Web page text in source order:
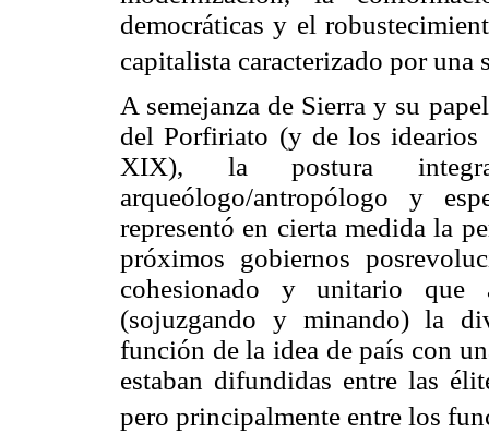
democráticas y el
capitalista caracterizado por
A semejanza de Sierra y su
del Porfiriato (y de los
XIX), la postura
arqueólogo/antropólogo y
representó en cierta medida la
próximos gobiernos
cohesionado y unitario que
(sojuzgando y minando) la
función de la idea de país con
estaban difundidas entre las
pero principalmente entre los